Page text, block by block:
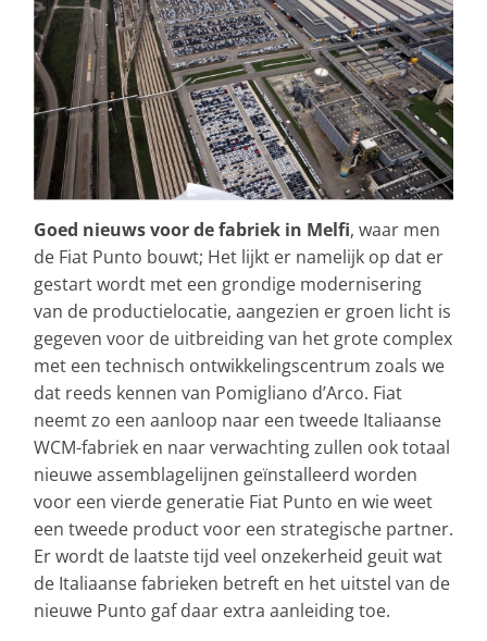
Goed nieuws voor de fabriek in Melfi, waar men
de Fiat Punto bouwt; Het lijkt er namelijk op dat er
gestart wordt met een grondige modernisering
van de productielocatie, aangezien er groen licht is
gegeven voor de uitbreiding van het grote complex
met een technisch ontwikkelingscentrum zoals we
dat reeds kennen van Pomigliano d’Arco. Fiat
neemt zo een aanloop naar een tweede Italiaanse
WCM-fabriek en naar verwachting zullen ook totaal
nieuwe assemblagelijnen geïnstalleerd worden
voor een vierde generatie Fiat Punto en wie weet
een tweede product voor een strategische partner.
Er wordt de laatste tijd veel onzekerheid geuit wat
de Italiaanse fabrieken betreft en het uitstel van de
nieuwe Punto gaf daar extra aanleiding toe.